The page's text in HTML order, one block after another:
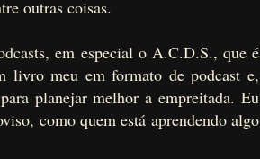
outras coisas.
em especial o A.C.D.S., que é
livro meu em formato de podcast e,
planejar melhor a empreitada. Eu
como quem está aprendendo algo